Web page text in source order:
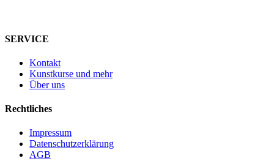
SERVICE
Kontakt
Kunstkurse und mehr
Über uns
Rechtliches
Impressum
Datenschutzerklärung
AGB